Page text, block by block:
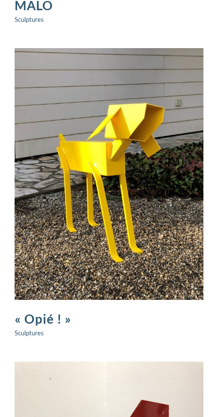
MALO
Sculptures
« Opié ! »
Sculptures